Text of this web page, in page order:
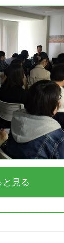
と見る